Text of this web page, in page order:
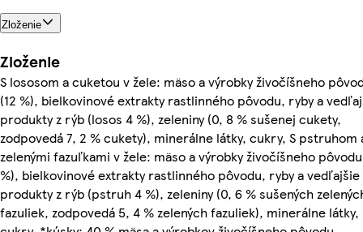
Zloženie
Zloženie
S lososom a cuketou v žele: mäso a výrobky živočíšneho
(12 %), bielkovinové extrakty rastlinného pôvodu, ryby a
produkty z rýb (losos 4 %), zeleniny (0, 8 % sušenej cukety,
zodpovedá 7, 2 % cukety), minerálne látky, cukry, S pstruhom
zelenými fazuľkami v žele: mäso a výrobky živočíšneho
%), bielkovinové extrakty rastlinného pôvodu, ryby a vedľajšie
produkty z rýb (pstruh 4 %), zeleniny (0, 6 % sušených
fazuliek, zodpovedá 5, 4 % zelených fazuliek), minerálne látky,